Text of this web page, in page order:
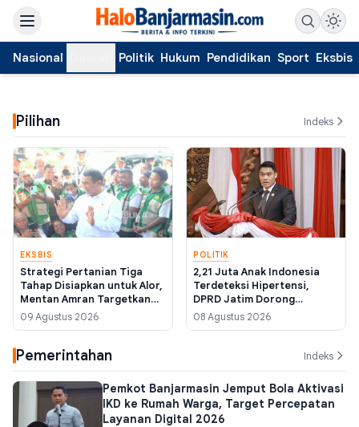
Nasional Politik Hukum Pendidikan Sport Eksbis
Pilihan Indeks
EKSBIS
Strategi Pertanian Tiga
Tahap Disiapkan untuk Alor,
Mentan Amran Targetkan
Tekan Angka Kemiskinan
dari Sektor Pangan
09 Agustus 2026
POLITIK
2,21 Juta Anak Indonesia
Terdeteksi Hipertensi,
DPRD Jatim Dorong
Regulasi Label Gizi Wajib
08 Agustus 2026
Pemerintahan Indeks
Pemkot Banjarmasin Jemput Bola Aktivasi
IKD ke Rumah Warga, Target Percepatan
Layanan Digital 2026